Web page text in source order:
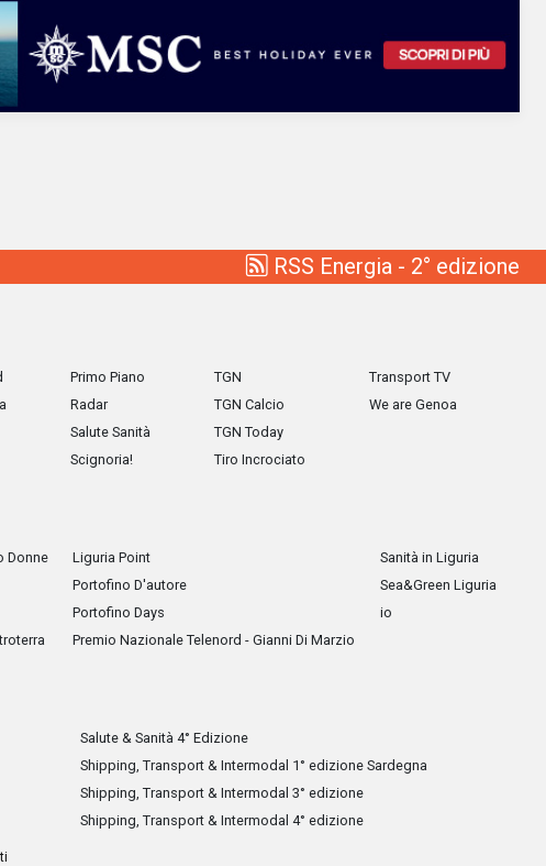
RSS Energia - 2° edizione
Primo Piano
Radar
Salute Sanità
Scignoria!
TGN
TGN Calcio
TGN Today
Tiro Incrociato
Transport TV
We are Genoa
Donne
Liguria Point
Portofino D'autore
Portofino Days
Premio Nazionale Telenord - Gianni Di Marzio
Sanità in Liguria
Sea&Green Liguria
io
Salute & Sanità 4° Edizione
Shipping, Transport & Intermodal 1° edizione Sardegna
Shipping, Transport & Intermodal 3° edizione
Shipping, Transport & Intermodal 4° edizione